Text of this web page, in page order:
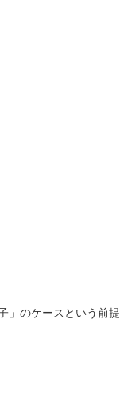
」のケースという前提